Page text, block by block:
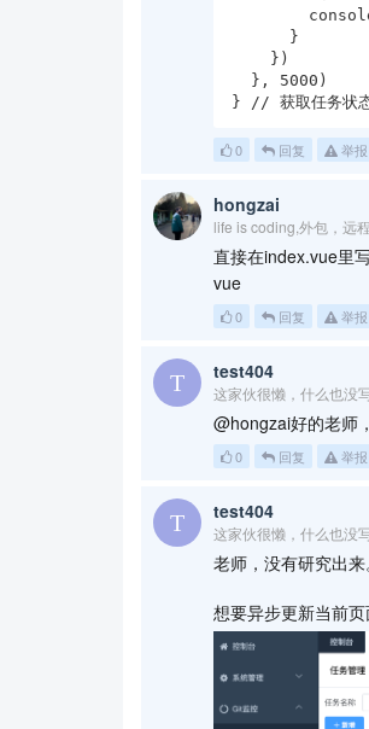
} // 获取任务状
0 回复 举报
hongzai
life is coding,外包，远
直接在index.vue里
vue
0 回复 举报
test404
这家伙很懒，什么也没
@hongzai好的老师
0 回复 举报
test404
这家伙很懒，什么也没
老师，没有研究出来
想要异步更新当前页